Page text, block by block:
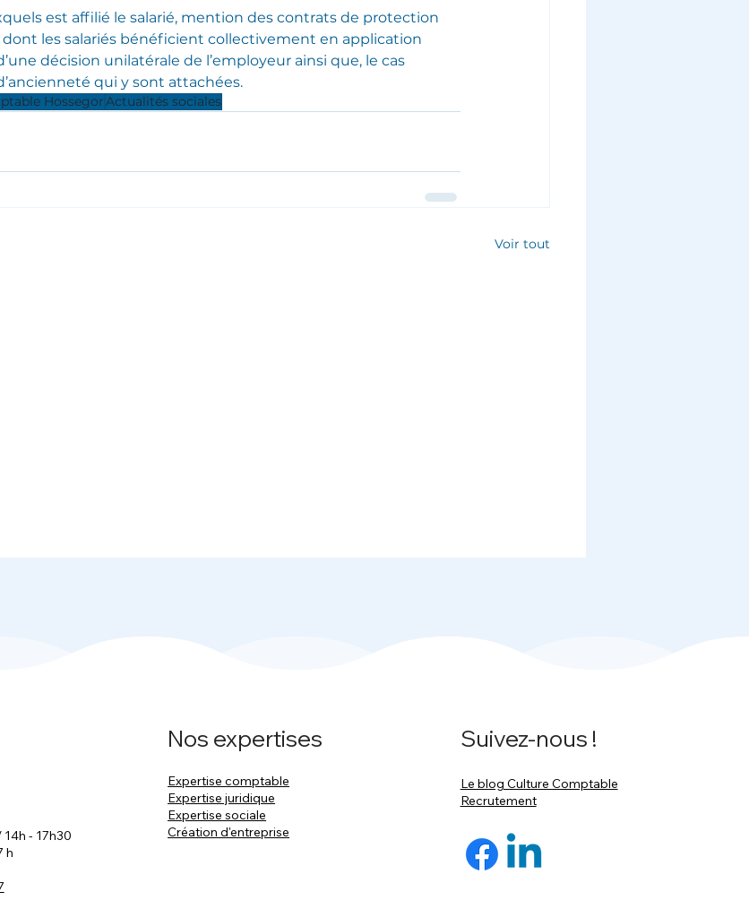
est affilié le salarié, mention des contrats de protection
les salariés bénéficient collectivement en application
décision unilatérale de l’employeur ainsi que, le cas
qui y sont attachées.
HossegorActualités sociales
Voir tout
14h - 17h30
h
Expertise comptable
Expertise juridique
Expertise sociale
Création d'entreprise
Nos expertises Suivez-nous !
Le blog Culture Comptable
Recrutement